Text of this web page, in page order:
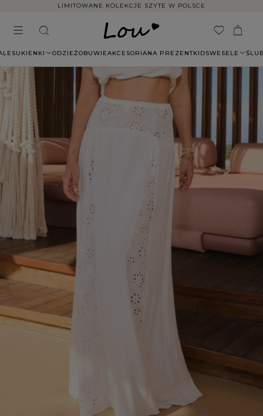
LIMITOWANE KOLEKCJE SZYTE W POLSCE
SUKIENKI ODZIEŻOBUWIEAKCESORIANA PREZENTKIDSWESELE